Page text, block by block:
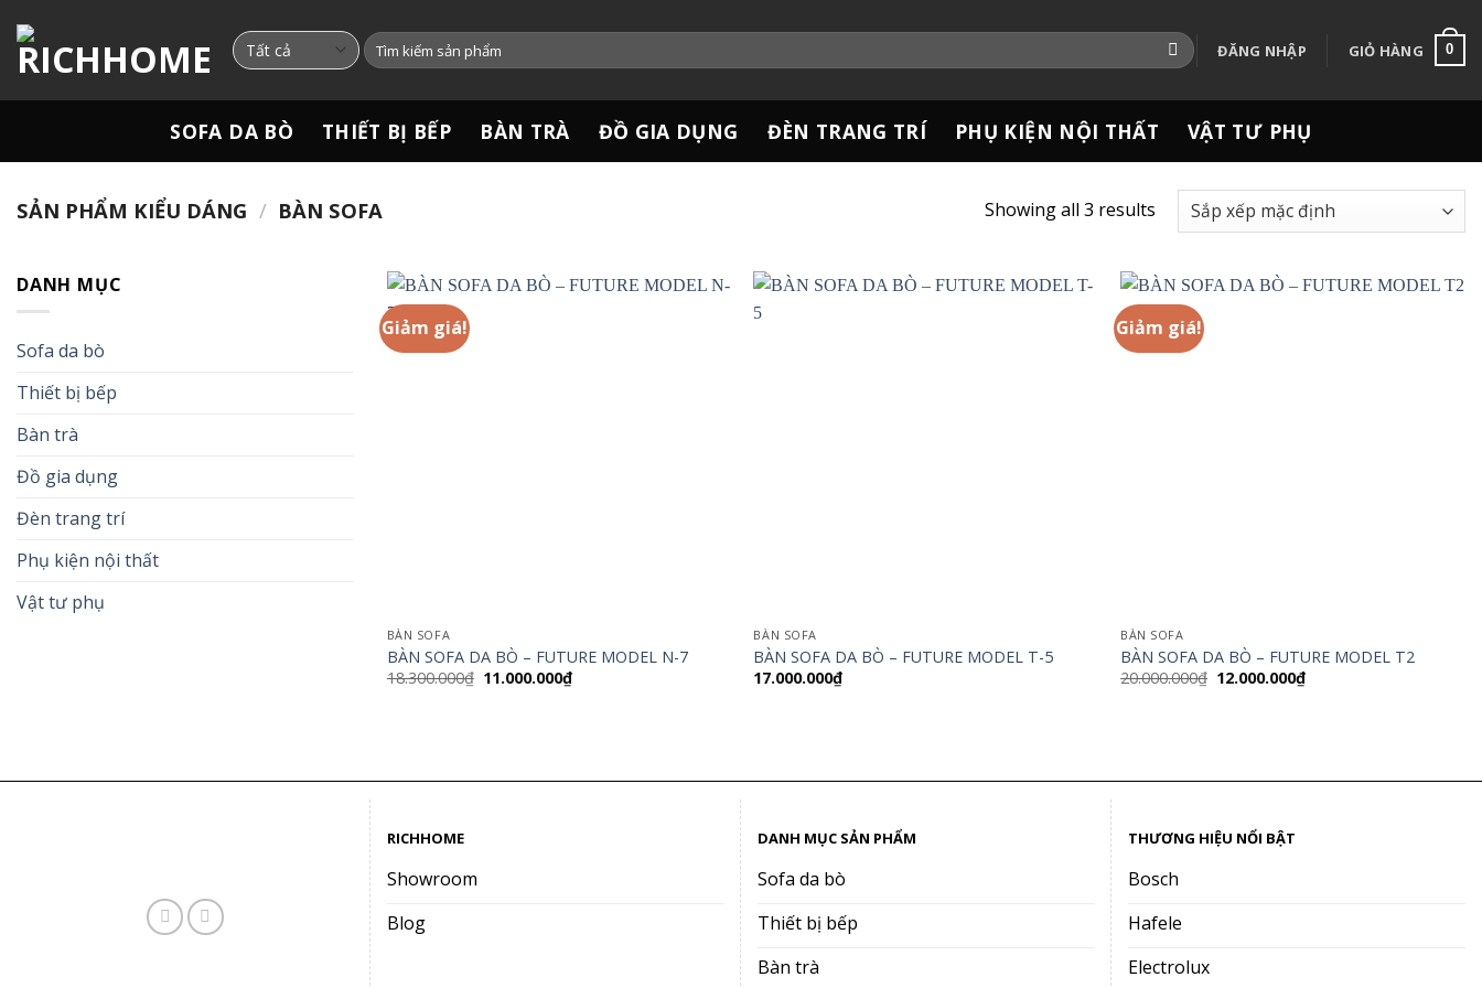
đến
nội
dung
Tìm
kiếm:
ĐĂNG NHẬP GIỎ HÀNG 0
SOFA DA BÒ THIẾT BỊ BẾP BÀN TRÀ ĐỒ GIA DỤNG ĐÈN TRANG TRÍ PHỤ KIỆN NỘI THẤT VẬT TƯ PHỤ
SẢN PHẨM KIỂU DÁNG / BÀN SOFA Showing all 3 results
DANH MỤC
Sofa da bò
Thiết bị bếp
Bàn trà
Đồ gia dụng
Đèn trang trí
Phụ kiện nội thất
Vật tư phụ
Giảm giá!
BÀN SOFA
BÀN SOFA DA BÒ – FUTURE MODEL N-7
18.300.000₫ Giá
11.000.000₫Giá
BÀN SOFA
BÀN SOFA DA BÒ – FUTURE MODEL T-5
17.000.000₫
Giảm giá!
BÀN SOFA
BÀN SOFA DA BÒ – FUTURE MODEL T2
20.000.000₫ Giá
12.000.000₫Giá
RICHHOME
Showroom
Blog
DANH MỤC SẢN PHẨM
Sofa da bò
Thiết bị bếp
Bàn trà
THƯƠNG HIỆU NỔI BẬT
Bosch
Hafele
Electrolux